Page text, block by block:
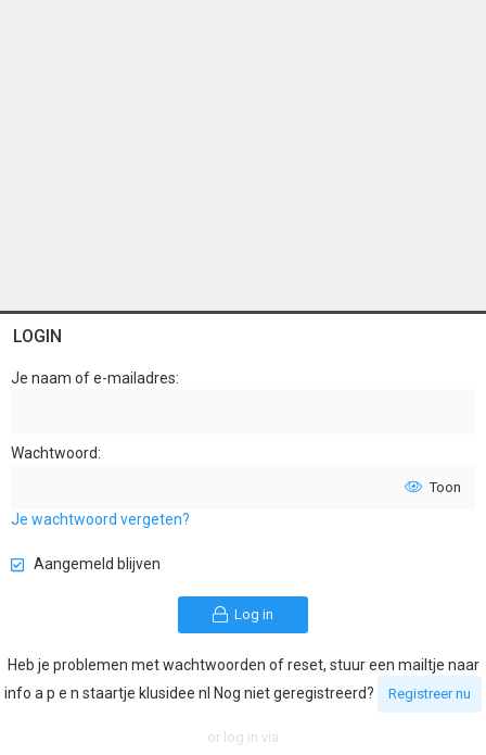
LOGIN
Je naam of e-mailadres
Wachtwoord
Toon
Je wachtwoord vergeten?
Aangemeld blijven
Log in
Heb je problemen met wachtwoorden of reset, stuur een mailtje naar
info a p e n staartje klusidee nl Nog niet geregistreerd?
Registreer nu
or log in via